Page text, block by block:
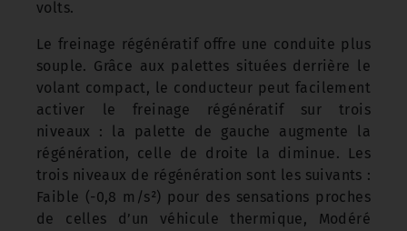
volts.
Le freinage régénératif offre une conduite plus
souple. Grâce aux palettes situées derrière le
volant compact, le conducteur peut facilement
activer le freinage régénératif sur trois
niveaux : la palette de gauche augmente la
régénération, celle de droite la diminue. Les
trois niveaux de régénération sont les suivants :
Faible (-0,8 m/s²) pour des sensations proches
de celles d’un véhicule thermique, Modéré